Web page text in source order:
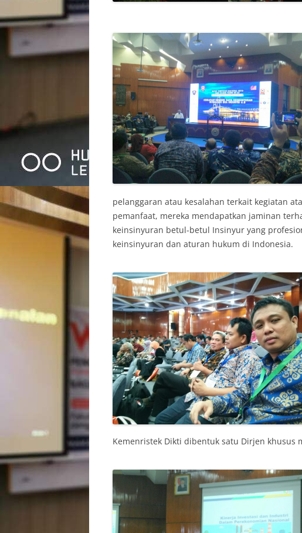
pelanggaran atau kesalahan terkait kegiatan
pemanfaat, mereka mendapatkan jaminan
keinsinyuran betul-betul Insinyur yang
keinsinyuran dan aturan hukum di Indonesia.
Kemenristek Dikti dibentuk satu Dirjen khusus